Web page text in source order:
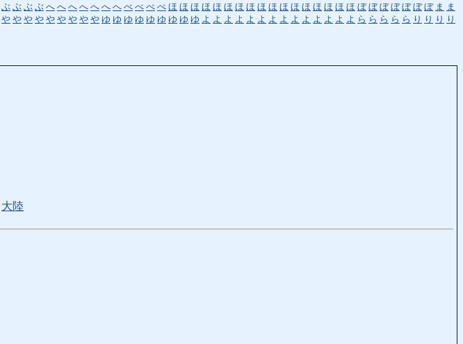
ぶ ぶ ぶ ぶ へ へ へ へ へ へ へ べ べ べ ぺ ほ ほ ほ ほ ほ ほ ほ ほ ほ ほ ほ ほ ほ ほ ほ ほ ほ ぼ ぼ ぼ ぼ ぼ ぼ ぼ ま ま
や や や や や や や や や ゆ ゆ ゆ ゆ ゆ ゆ ゆ ゆ ゆ よ よ よ よ よ よ よ よ よ よ よ よ よ よ ら ら ら ら ら り り り り
大陸